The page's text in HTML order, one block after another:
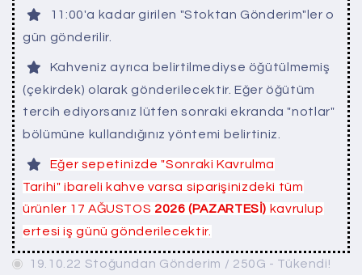
11:00'a kadar girilen "Stoktan Gönderim"ler o
gün gönderilir.
Kahveniz ayrıca belirtilmediyse öğütülmemiş
(çekirdek) olarak gönderilecektir. Eğer öğütüm
tercih ediyorsanız lütfen sonraki ekranda "notlar"
bölümüne kullandığınız yöntemi belirtiniz.
Eğer sepetinizde "Sonraki Kavrulma
Tarihi" ibareli kahve varsa siparişinizdeki tüm
ürünler 17 AĞUSTOS 2026 (PAZARTESİ) kavrulup
ertesi iş günü gönderilecektir.
19.10.22 Stoğundan Gönderim / 250G - Tükendi!